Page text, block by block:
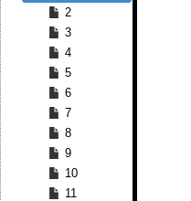
2
3
4
5
6
7
8
9
10
11